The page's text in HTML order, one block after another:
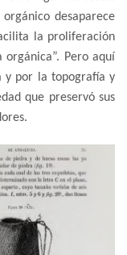
desaparece
la proliferación
Pero aquí
y por la topografía y
que preservó sus